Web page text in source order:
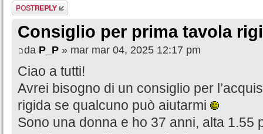
Rispondi al
messaggio
Consiglio per prima tavola
da P_P » mar mar 04, 2025 12:17 pm
Ciao a tutti!
Avrei bisogno di un consiglio per
rigida se qualcuno può aiutarmi
Sono una donna e ho 37 anni, alta 1.55